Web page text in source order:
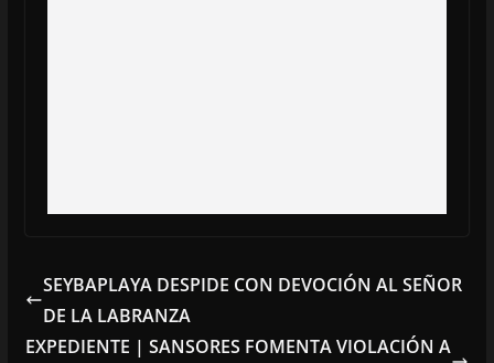
SEYBAPLAYA DESPIDE CON DEVOCIÓN AL SEÑOR
DE LA LABRANZA
EXPEDIENTE | SANSORES FOMENTA VIOLACIÓN A